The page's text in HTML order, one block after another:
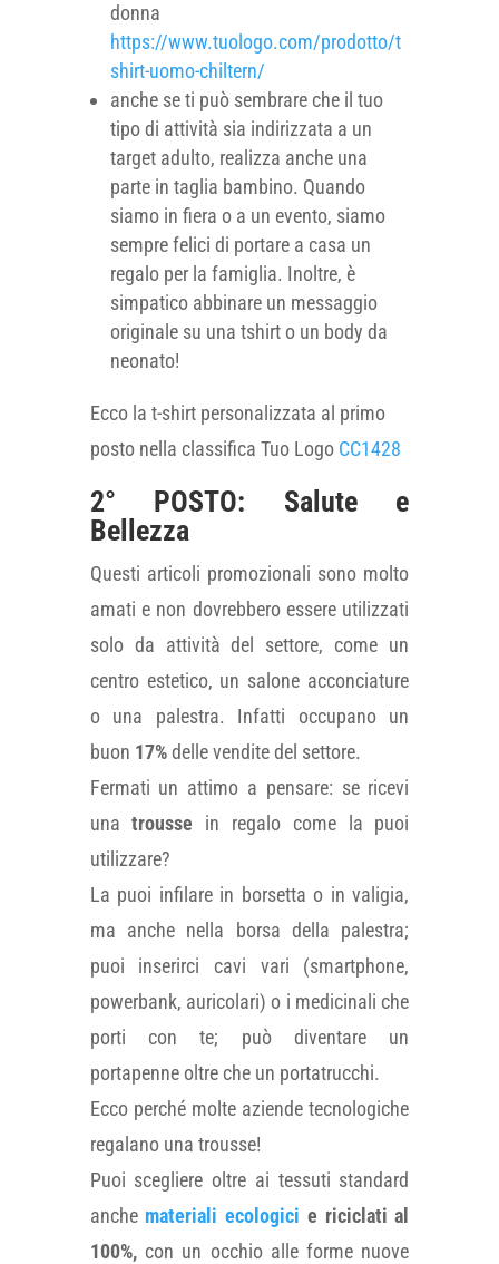
donna
https://www.tuologo.com/prodotto/t
shirt-uomo-chiltern/
anche se ti può sembrare che il tuo
tipo di attività sia indirizzata a un
target adulto, realizza anche una
parte in taglia bambino. Quando
siamo in fiera o a un evento, siamo
sempre felici di portare a casa un
regalo per la famiglia. Inoltre, è
simpatico abbinare un messaggio
originale su una tshirt o un body da
neonato!
Ecco la t-shirt personalizzata al primo
posto nella classifica Tuo Logo CC1428
2° POSTO: Salute e
Bellezza
Questi articoli promozionali sono molto
amati e non dovrebbero essere utilizzati
solo da attività del settore, come un
centro estetico, un salone acconciature
o una palestra. Infatti occupano un
buon 17%delle vendite del settore.
Fermati un attimo a pensare: se ricevi
unatrousse in regalo come la puoi
utilizzare?
La puoi infilare in borsetta o in valigia,
ma anche nella borsa della palestra;
puoi inserirci cavi vari (smartphone,
powerbank, auricolari) o i medicinali che
porti con te; può diventare un
portapenne oltre che un portatrucchi.
Ecco perché molte aziende tecnologiche
regalano una trousse!
Puoi scegliere oltre ai tessuti standard
anche materiali ecologici e riciclati al
100%, con un occhio alle forme nuove